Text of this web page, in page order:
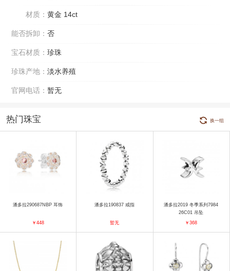
材质： 黄金 14ct
能否拆卸： 否
宝石材质： 珍珠
珍珠产地： 淡水养殖
官网电话： 暂无
热门珠宝 换一组
潘多拉290687NBP 耳饰
￥448
潘多拉190837 戒指
暂无
潘多拉2019 冬季系列7984
26C01 吊坠
￥368